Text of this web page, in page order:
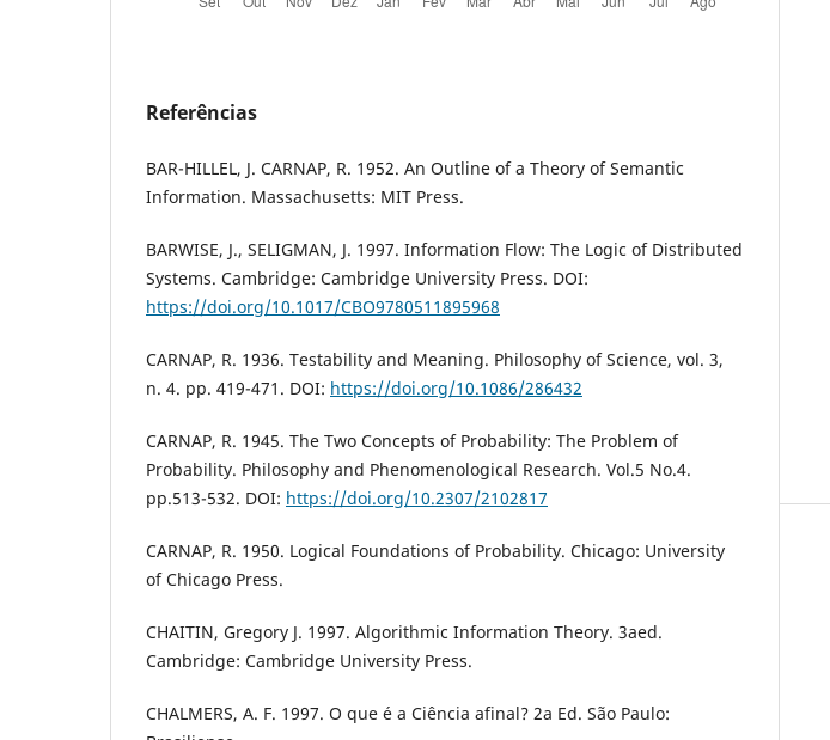
Referências
BAR-HILLEL, J. CARNAP, R. 1952. An Outline of a Theory of Semantic
Information. Massachusetts: MIT Press.
BARWISE, J., SELIGMAN, J. 1997. Information Flow: The Logic of Distributed
Systems. Cambridge: Cambridge University Press. DOI:
https://doi.org/10.1017/CBO9780511895968
CARNAP, R. 1936. Testability and Meaning. Philosophy of Science, vol. 3,
n. 4. pp. 419-471. DOI: https://doi.org/10.1086/286432
CARNAP, R. 1945. The Two Concepts of Probability: The Problem of
Probability. Philosophy and Phenomenological Research. Vol.5 No.4.
pp.513-532. DOI: https://doi.org/10.2307/2102817
CARNAP, R. 1950. Logical Foundations of Probability. Chicago: University
of Chicago Press.
CHAITIN, Gregory J. 1997. Algorithmic Information Theory. 3aed.
Cambridge: Cambridge University Press.
CHALMERS, A. F. 1997. O que é a Ciência afinal? 2a Ed. São Paulo: